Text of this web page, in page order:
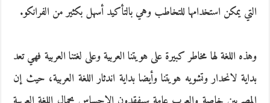
التي يمكن استخدامها للتخاطب وهي بالتأكيد أسهل بكثير من الفرانكو.
وهذه اللغة لها مخاطر كبيرة على هويتنا العربية وعلى لغتنا العربية فهي تعد
بداية لانحدار وتشويه هويتنا وأيضا بداية اندثار اللغة العربية، حيث إن